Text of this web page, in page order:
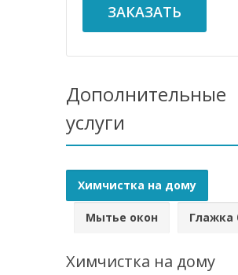
ЗАКАЗАТЬ
Дополнительные
услуги
Химчистка на дому
Мытье окон Глажка
Химчистка на дому